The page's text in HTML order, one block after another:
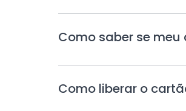
Como saber se
Como liberar o